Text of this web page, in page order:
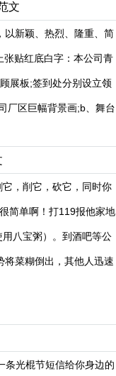
文
以新颖、热烈、隆重、简
贴红底白字：本公司青
展板;签到处分别设立领
厂区巨幅背景画;b、舞台
，削它，砍它，同时你
简单啊！打119报他家地
八宝粥）。到酒吧等公
将菜糊倒出，其他人迅速
条光棍节短信给你身边的